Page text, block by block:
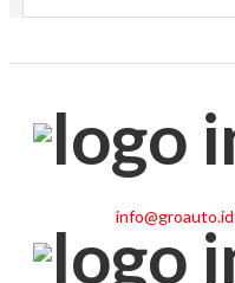
info@groauto.id